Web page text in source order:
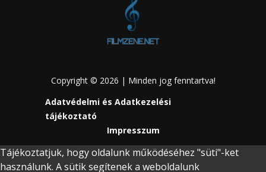
Copyright © 2026 | Minden jog fenntartva!
Adatvédelmi és Adatkezelési
tájékoztató
Impresszum
Tájékoztatjuk, hogy oldalunk működéséhez "süti"-ket
használunk. A sütik segítenek a weboldalunk